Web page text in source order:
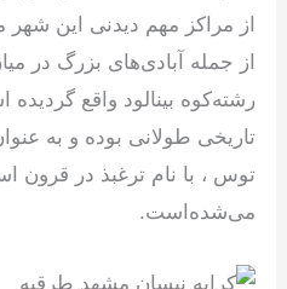
از مراکز مهم دیدنی این
از جمله آبادی‌های بزرگ در
رشته‌کوه بینالود واقع
تاریخی طولانی بوده و به
توس ، با نام ترغبذ در قرون
می‌شده‌است.